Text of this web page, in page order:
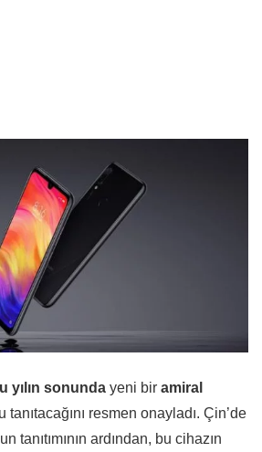
yılın sonunda yeni bir amiral
u tanıtacağını resmen onayladı. Çin’de
tanıtımının ardından, bu cihazın